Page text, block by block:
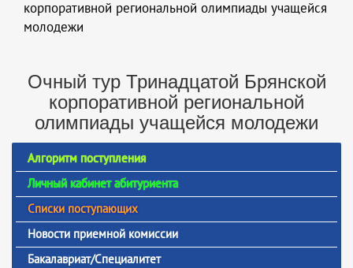
корпоративной региональной олимпиады учащейся
молодежи
Очный тур Тринадцатой Брянской
корпоративной региональной
олимпиады учащейся молодежи
Алгоритм поступления
Личный кабинет абитуриента
Списки поступающих
Новости приемной комиссии
Бакалавриат/Специалитет